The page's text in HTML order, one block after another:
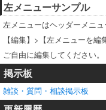
左メニューサンプル
左メニューはヘッダーメニ
【編集】>【左メニューを編
ご自由に編集してください。
掲示板
雑談・質問・相談掲示板